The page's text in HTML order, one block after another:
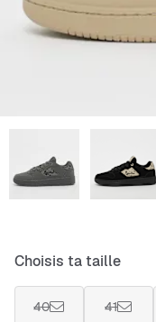
Choisis ta taille
40 41